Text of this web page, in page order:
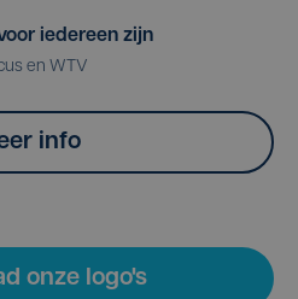
iedereen zijn
en WTV
info
onze logo's